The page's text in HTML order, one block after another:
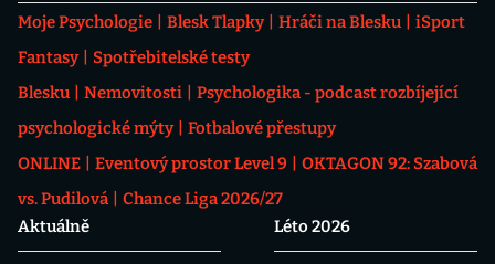
Moje Psychologie Blesk Tlapky Hráči na Blesku
iSport
Fantasy
Spotřebitelské testy
Blesku
Nemovitosti
Psychologika - podcast rozbíjející
psychologické mýty
Fotbalové přestupy
ONLINE
Eventový prostor Level 9
OKTAGON 92: Szabová
vs. Pudilová
Chance Liga 2026/27
Aktuálně
Léto 2026